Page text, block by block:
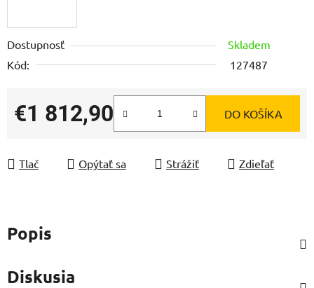
Dostupnosť
Skladem
Kód:
127487
€1 812,90 DO KOŠÍKA
Tlač Opýtať sa Strážiť Zdieľať
Popis
Diskusia